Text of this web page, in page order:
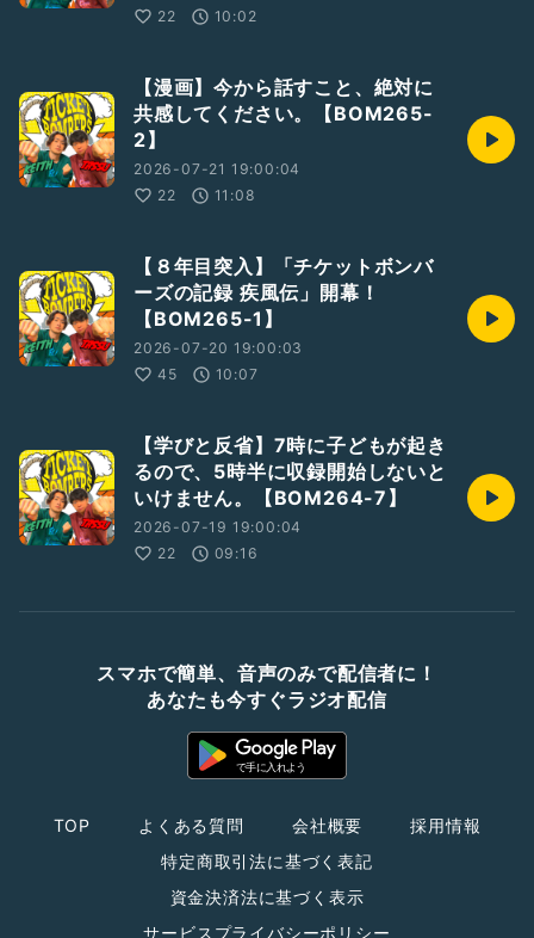
22
10:02
【漫画】今から話すこと、絶対に
共感してください。【BOM265-
2】
2026-07-21 19:00:04
22
11:08
【８年目突入】「チケットボンバ
ーズの記録 疾風伝」開幕！
【BOM265-1】
2026-07-20 19:00:03
45
10:07
【学びと反省】7時に子どもが起き
るので、5時半に収録開始しないと
いけません。【BOM264-7】
2026-07-19 19:00:04
22
09:16
スマホで簡単、音声のみで配信者に！
あなたも今すぐラジオ配信
TOP よくある質問 会社概要
採用情報
特定商取引法に基づく表記
資金決済法に基づく表示
サービスプライバシーポリシー